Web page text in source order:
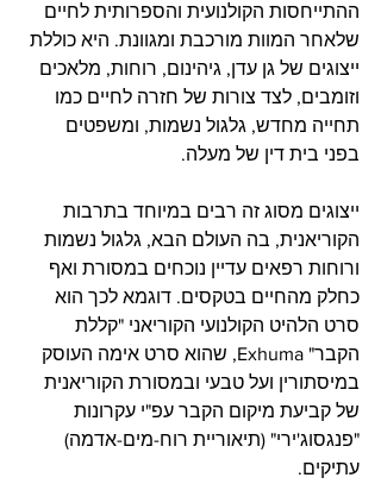
ההתייחסות הקולנועית והספרותית לחיים
שלאחר המוות מורכבת ומגוונת. היא כוללת
ייצוגים של גן עדן, גיהינום, רוחות, מלאכים
וזומבים, לצד צורות של חזרה לחיים כמו
תחייה מחדש, גלגול נשמות, ומשפטים
בפני בית דין של מעלה.
ייצוגים מסוג זה רבים במיוחד בתרבות
הקוריאנית, בה העולם הבא, גלגול נשמות
ורוחות רפאים עדיין נוכחים במסורת ואף
כחלק מהחיים בטקסים. דוגמא לכך הוא
סרט הלהיט הקולנועי הקוריאני "קללת
הקבר" Exhuma, שהוא סרט אימה העוסק
במיסתורין ועל טבעי ובמסורת הקוריאנית
של קביעת מיקום הקבר עפ"י עקרונות
"פנגסוג'ירי" (תיאוריית רוח-מים-אדמה)
עתיקים.